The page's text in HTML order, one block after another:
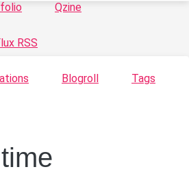
Qzine
RSS
Blogroll Tags